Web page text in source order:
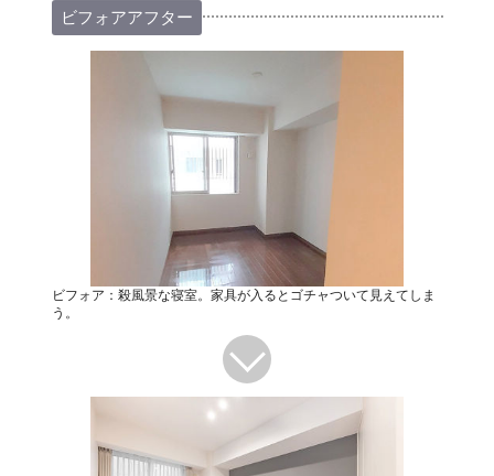
ビフォアアフター
ビフォア：殺風景な寝室。家具が入るとゴチャついて見えてしま
う。